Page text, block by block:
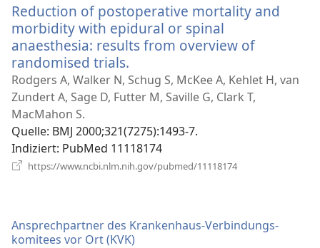
Reduction of postoperative mortality and
morbidity with epidural or spinal
anaesthesia: results from overview of
randomised trials.
neues
Fenster)
Rodgers A, Walker N, Schug S, McKee A, Kehlet H, van
Zundert A, Sage D, Futter M, Saville G, Clark T,
MacMahon S.
Quelle‎: BMJ 2000;321(7275):1493-7.
Indiziert‎: PubMed 11118174
https://www.ncbi.nlm.nih.gov/pubmed/11118174
Ansprechpartner des Krankenhaus-Verbindungs­
komitees vor Ort (KVK)